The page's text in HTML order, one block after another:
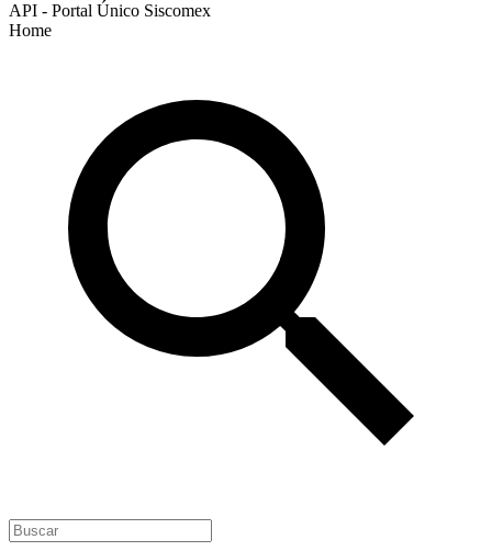
API - Portal Único Siscomex
Home